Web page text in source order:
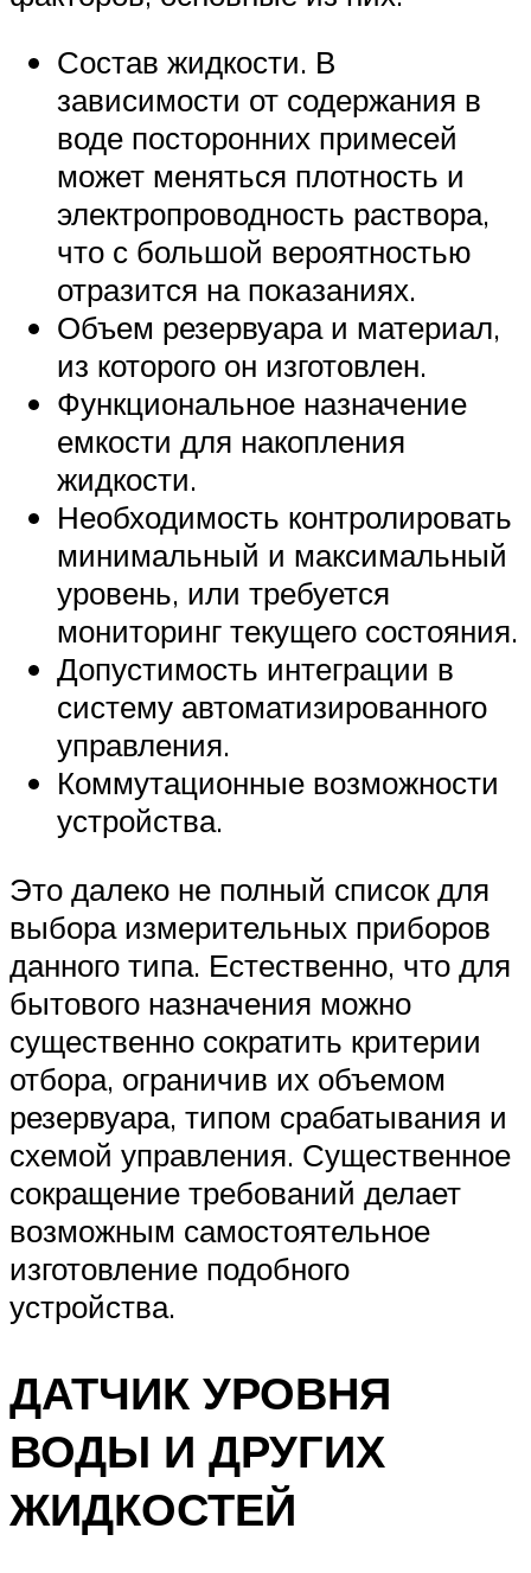
Состав жидкости. В
зависимости от содержания в
воде посторонних примесей
может меняться плотность и
электропроводность раствора,
что с большой вероятностью
отразится на показаниях.
Объем резервуара и материал,
из которого он изготовлен.
Функциональное назначение
емкости для накопления
жидкости.
Необходимость контролировать
минимальный и максимальный
уровень, или требуется
мониторинг текущего состояния.
Допустимость интеграции в
систему автоматизированного
управления.
Коммутационные возможности
устройства.
Это далеко не полный список для
выбора измерительных приборов
данного типа. Естественно, что для
бытового назначения можно
существенно сократить критерии
отбора, ограничив их объемом
резервуара, типом срабатывания и
схемой управления. Существенное
сокращение требований делает
возможным самостоятельное
изготовление подобного
устройства.
ДАТЧИК УРОВНЯ
ВОДЫ И ДРУГИХ
ЖИДКОСТЕЙ